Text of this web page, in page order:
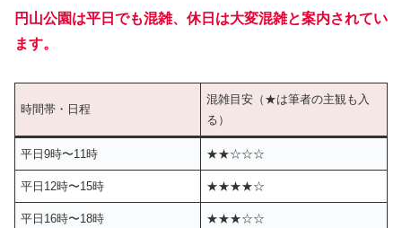
円山公園は平日でも混雑、休日は大変混雑と案内されてい
ます。
時間帯・日程
混雑目安（★は筆者の主観も入
る）
平日9時〜11時 ★★☆☆☆
平日12時〜15時 ★★★★☆
平日16時〜18時 ★★★☆☆